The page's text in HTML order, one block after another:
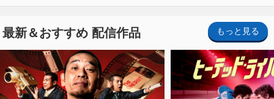
最新＆おすすめ 配信作品 もっと見る